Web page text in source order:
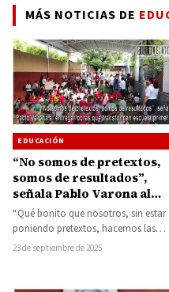
MÁS NOTICIAS DE
EDUCACIÓN
“No somos de pretextos,
somos de resultados”,
señala Pablo Varona al
entregar obras que
transforman escuela
primaria
“Qué bonito que nosotros, sin estar
poniendo pretextos, hacemos las
cosas. No somos de pretextos,
23 de septiembre de 2025